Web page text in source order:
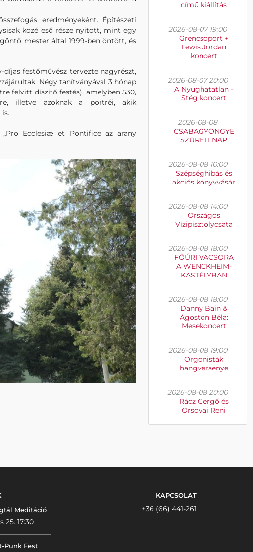
eredményeként. Építészeti
közé eső része nyitott, mint egy
mester által 1999-ben öntött, és
festőművész tervezte nagyrészt,
Négy tanítványával 3 hónap
felvitt díszítő festés), amelyben 530,
illetve azoknak a portréi, akik
„Pro Ecclesiæ et Pontifice az arany
című kiállítás
2026-08-07 19:00
Grencsoport +
Lewis Jordan
koncert
2026-08-07 20:00
A Nyughatatlan -
Stég koncert
2026-08-08
CSABAGYÖNGYE
SZÜRETI NAP
2026-08-08 10:00
Szépséghibás és
akciós könyvvásár
2026-08-08 14:00
Országos
Vízipisztolycsata
2026-08-08 18:00
FŐÚRI VACSORA
A WENCKHEIM-
KASTÉLYBAN
2026-08-08 18:00
Danny Bain &
Ágoston Béla:
Mesekoncert
2026-08-08 19:00
Orgonisták
hangversenye
2026-08-08 20:00
Rácz Gergő és
Orsovai Reni
Meditáció
25. 17:30
Punk Fest
KAPCSOLAT
+36 (66) 441-261